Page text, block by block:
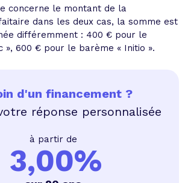
concerne le montant de la
dans les deux cas, la somme est
différemment : 400 € pour le
», 600 € pour le barème « Initio ».
d'un financement ?
réponse personnalisée
à partir de
3,00%